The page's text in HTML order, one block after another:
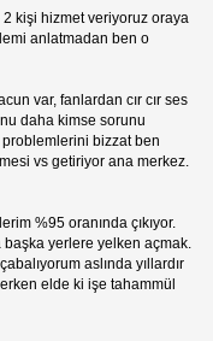
2 kişi hizmet veriyoruz oraya
anlatmadan ben o
var, fanlardan cır cır ses
daha kimse sorunu
bizzat ben
vs getiriyor ana merkez.
%95 oranında çıkıyor.
başka yerlere yelken açmak.
aslında yıllardır
elde ki işe tahammül